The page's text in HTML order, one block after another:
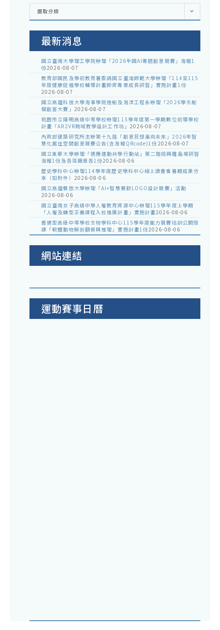
各
室
選取分類
最新消息
國立臺南大學理工學院辦理「2026全國AI專題創意競賽」海報1
份2026-08-07
教育部國民及學前教育署委請國立臺灣師範大學辦理「114至115
年度健康促進學校輔導計畫師資專業成長研習」實施計畫1份
2026-08-07
國立高雄科技大學海事學院造船及海洋工程系辦理「2026學生船
模創客大賽」 2026-08-07
桃園市立陽明高級中等學校辦理115學年度第一學期數位前導學校
計畫「AR2VR跨域教學設計工作坊」 2026-08-07
內政部建築研究所主辦第十九屆「創意狂想巢向未來」2026年智
慧化居住空間創意競賽公告(含海報QRcode)1份2026-08-07
國立東華大學辦理「適應運動共學行動站」第二階段與離島場研習
海報1份及各區簡章各1份2026-08-06
歷史學科中心辦理114學年度歷史學科中心線上讀書會暑期成果分
享（如附件） 2026-08-06
國立高雄餐旅大學辦理「AI+智慧餐飲LOGO設計競賽」活動
2026-08-06
國立臺南女子高級中學人權教育資源中心辦理115學年度上學期
「人權及轉型正義課程入校推廣計畫」實施計畫2026-08-06
普通型高級中等學校生物學科中心115學年度能力競賽培訓公開授
課「軟體動物解剖觀察與推理」實施計畫1份2026-08-06
網站連結
運動賽事日曆